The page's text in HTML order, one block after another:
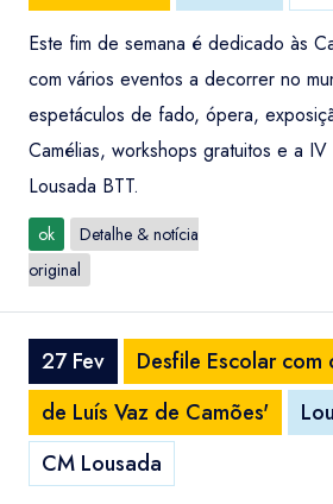
Este fim de semana é dedicado às
com vários eventos a decorrer no
espetáculos de fado, ópera,
Camélias, workshops gratuitos e a IV
Lousada BTT.
ok
Detalhe & notícia
original
27 Fev
Desfile Escolar
de Luís Vaz de Camões'
CM Lousada